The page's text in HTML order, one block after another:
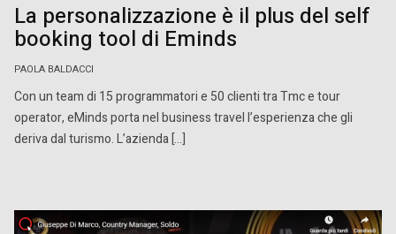
La personalizzazione è il plus del self
booking tool di Eminds
PAOLA BALDACCI
Con un team di 15 programmatori e 50 clienti tra Tmc e tour
operator, eMinds porta nel business travel l’esperienza che gli
deriva dal turismo. L’azienda […]